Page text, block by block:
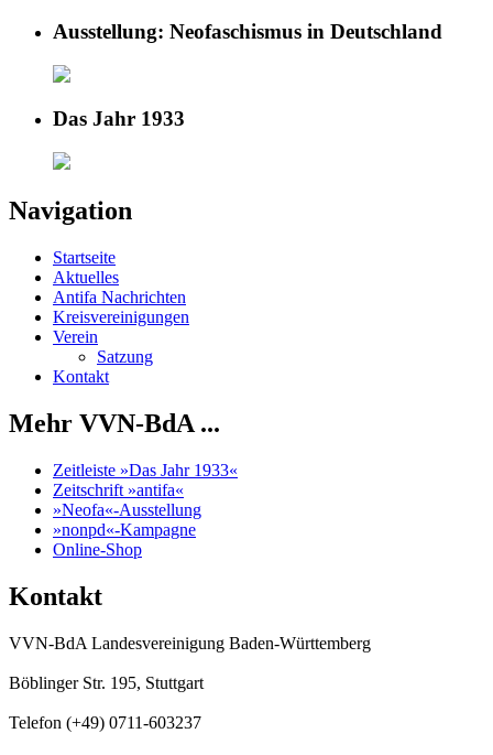
Ausstellung: Neofaschismus in Deutschland
Das Jahr 1933
Navigation
Startseite
Aktuelles
Antifa Nachrichten
Kreisvereinigungen
Verein
Satzung
Kontakt
Mehr VVN-BdA ...
Zeitleiste »Das Jahr 1933«
Zeitschrift »antifa«
»Neofa«-Ausstellung
»nonpd«-Kampagne
Online-Shop
Kontakt
VVN-BdA Landesvereinigung Baden-Württemberg
Böblinger Str. 195, Stuttgart
Telefon (+49) 0711-603237